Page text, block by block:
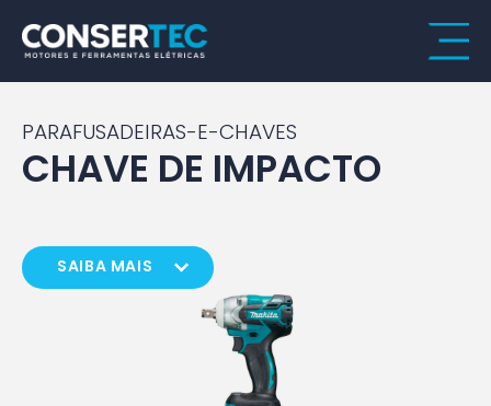
PARAFUSADEIRAS-E-CHAVES
CHAVE DE IMPACTO
SAIBA MAIS